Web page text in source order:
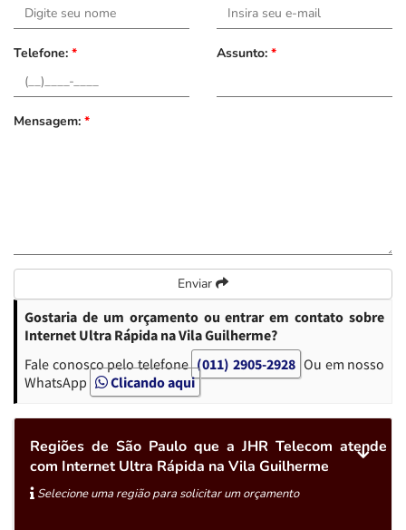
Telefone: * Assunto: *
Mensagem: *
Enviar
Gostaria de um orçamento ou entrar em contato sobre
Internet Ultra Rápida na Vila Guilherme?
Fale conosco pelo telefone (011) 2905-2928 Ou em nosso
WhatsApp
Clicando aqui
Regiões de São Paulo que a JHR Telecom atende
com Internet Ultra Rápida na Vila Guilherme
Selecione uma região para solicitar um orçamento